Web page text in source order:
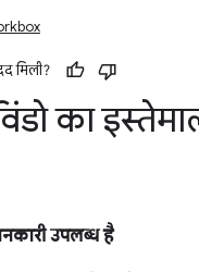
मिली?
का
उपलब्ध है